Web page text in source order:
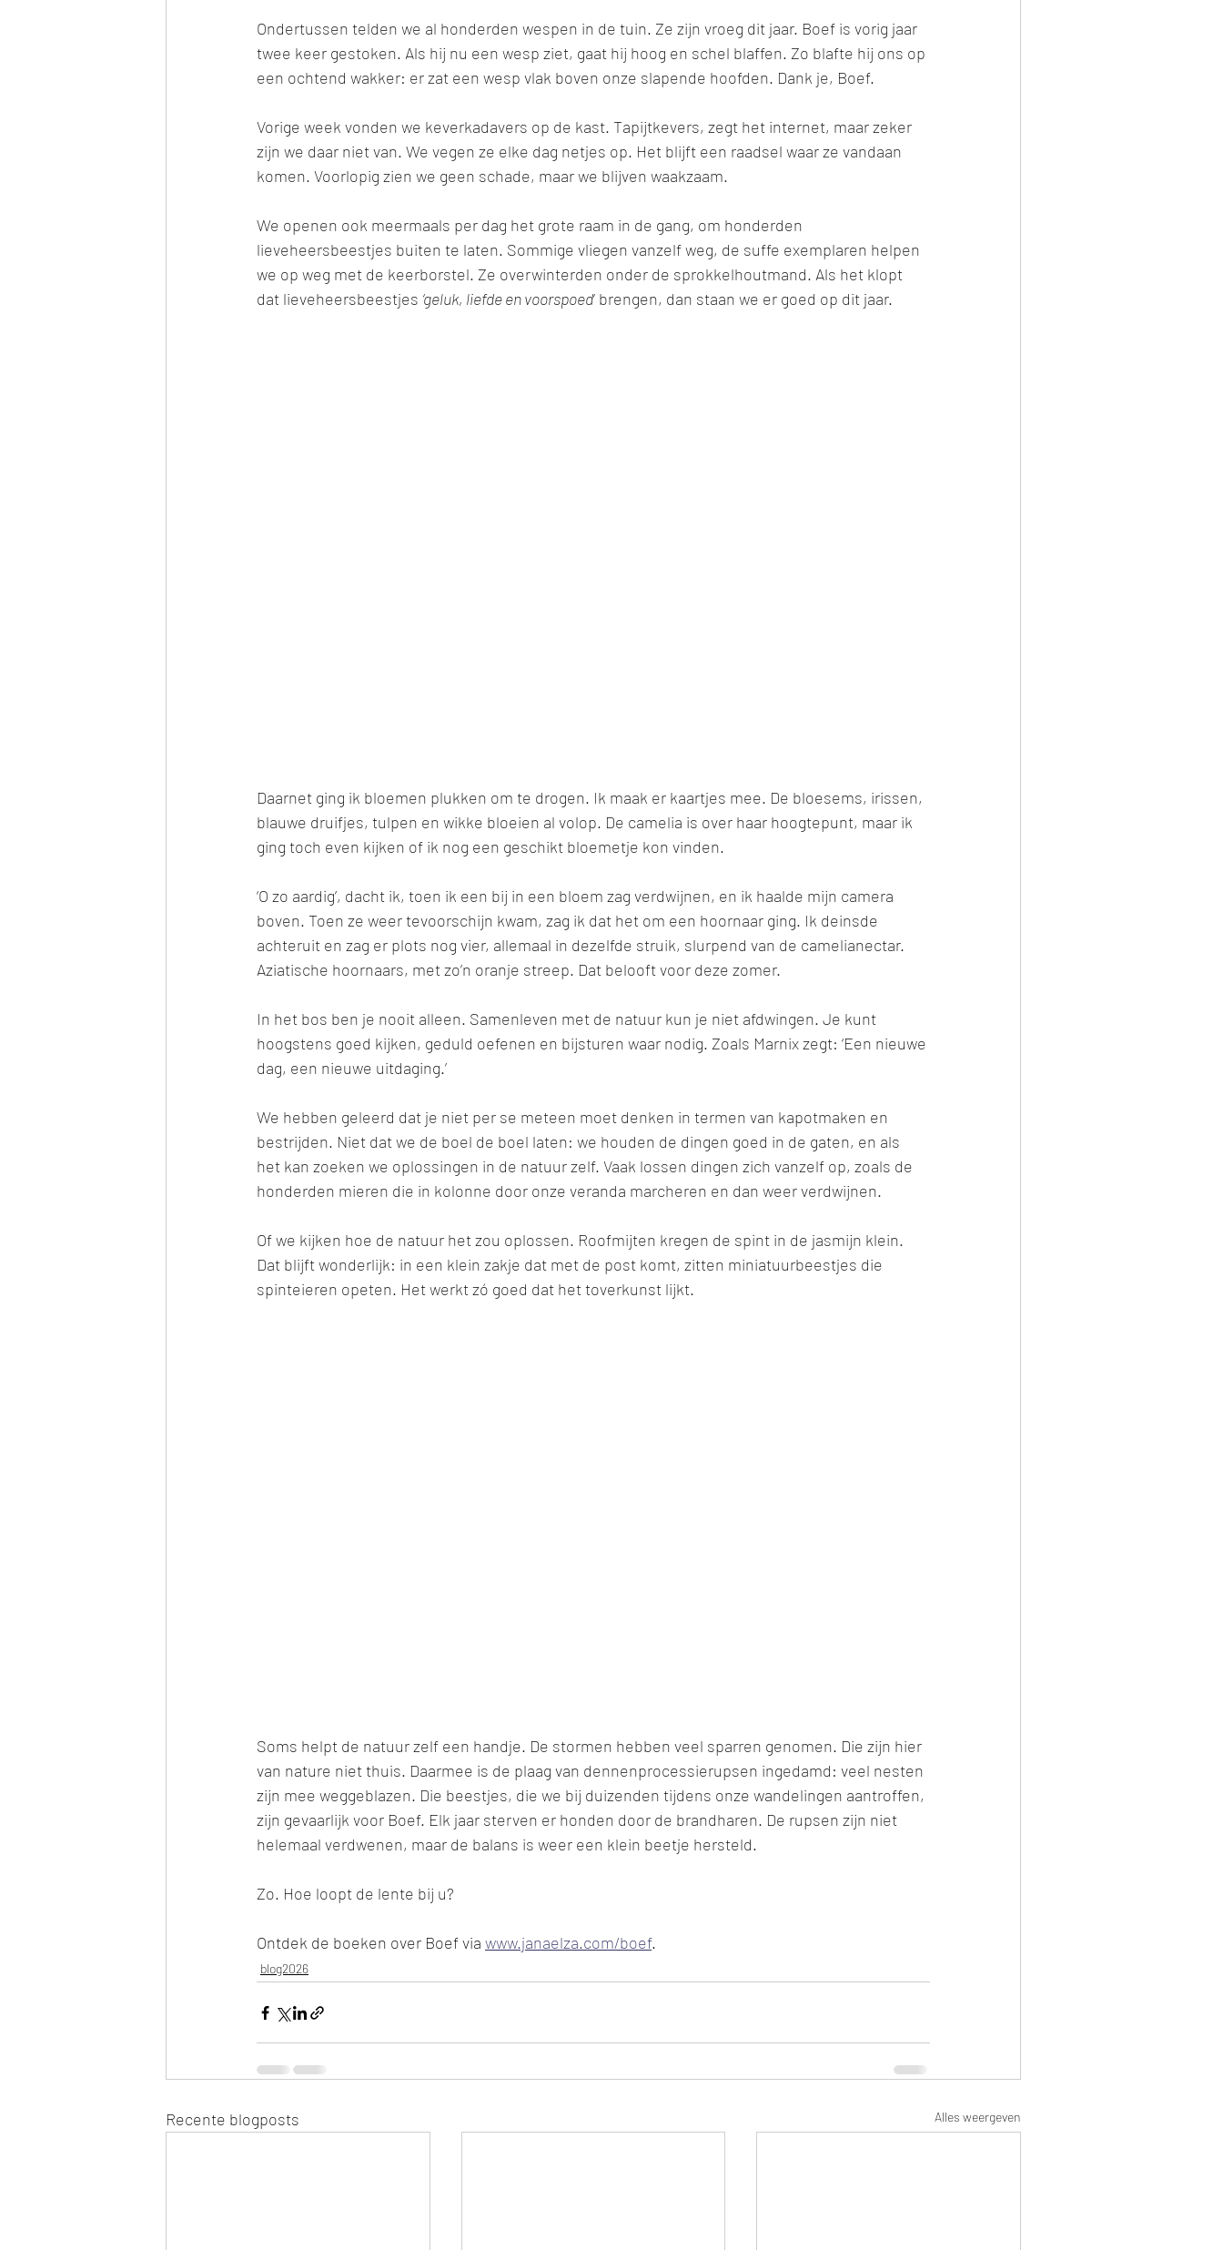
Ondertussen telden we al honderden wespen in de tuin. Ze zijn vroeg dit jaar. Boef is vorig jaar
twee keer gestoken. Als hij nu een wesp ziet, gaat hij hoog en schel blaffen. Zo blafte hij ons op
een ochtend wakker: er zat een wesp vlak boven onze slapende hoofden. Dank je, Boef.
Vorige week vonden we keverkadavers op de kast. Tapijtkevers, zegt het internet, maar zeker
zijn we daar niet van. We vegen ze elke dag netjes op. Het blijft een raadsel waar ze vandaan
komen. Voorlopig zien we geen schade, maar we blijven waakzaam.
We openen ook meermaals per dag het grote raam in de gang, om honderden
lieveheersbeestjes buiten te laten. Sommige vliegen vanzelf weg, de suffe exemplaren helpen
we op weg met de keerborstel. Ze overwinterden onder de sprokkelhoutmand. Als het klopt
dat lieveheersbeestjes ‘geluk, liefde en voorspoed’ brengen, dan staan we er goed op dit jaar.
Daarnet ging ik bloemen plukken om te drogen. Ik maak er kaartjes mee. De bloesems, irissen,
blauwe druifjes, tulpen en wikke bloeien al volop. De camelia is over haar hoogtepunt, maar ik
ging toch even kijken of ik nog een geschikt bloemetje kon vinden.
‘O zo aardig’, dacht ik, toen ik een bij in een bloem zag verdwijnen, en ik haalde mijn camera
boven. Toen ze weer tevoorschijn kwam, zag ik dat het om een hoornaar ging. Ik deinsde
achteruit en zag er plots nog vier, allemaal in dezelfde struik, slurpend van de camelianectar.
Aziatische hoornaars, met zo’n oranje streep. Dat belooft voor deze zomer.
In het bos ben je nooit alleen. Samenleven met de natuur kun je niet afdwingen. Je kunt
hoogstens goed kijken, geduld oefenen en bijsturen waar nodig. Zoals Marnix zegt: ‘Een nieuwe
dag, een nieuwe uitdaging.’
We hebben geleerd dat je niet per se meteen moet denken in termen van kapotmaken en
bestrijden. Niet dat we de boel de boel laten: we houden de dingen goed in de gaten, en als
het kan zoeken we oplossingen in de natuur zelf. Vaak lossen dingen zich vanzelf op, zoals de
honderden mieren die in kolonne door onze veranda marcheren en dan weer verdwijnen.
Of we kijken hoe de natuur het zou oplossen. Roofmijten kregen de spint in de jasmijn klein.
Dat blijft wonderlijk: in een klein zakje dat met de post komt, zitten miniatuurbeestjes die
spinteieren opeten. Het werkt zó goed dat het toverkunst lijkt.
Soms helpt de natuur zelf een handje. De stormen hebben veel sparren genomen. Die zijn hier
van nature niet thuis. Daarmee is de plaag van dennenprocessierupsen ingedamd: veel nesten
zijn mee weggeblazen. Die beestjes, die we bij duizenden tijdens onze wandelingen aantroffen,
zijn gevaarlijk voor Boef. Elk jaar sterven er honden door de brandharen. De rupsen zijn niet
helemaal verdwenen, maar de balans is weer een klein beetje hersteld.
Zo. Hoe loopt de lente bij u?
Ontdek de boeken over Boef via www.janaelza.com/boef.
blog2026
Recente blogposts Alles weergeven